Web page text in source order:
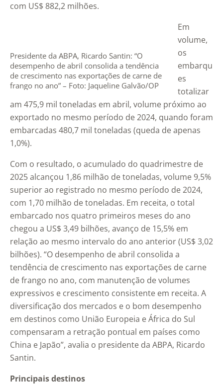
com US$ 882,2 milhões.
Presidente da ABPA, Ricardo Santin: “O
desempenho de abril consolida a tendência
de crescimento nas exportações de carne de
frango no ano” – Foto: Jaqueline Galvão/OP
Em
volume,
os
embarqu
es
totalizar
am 475,9 mil toneladas em abril, volume próximo ao
exportado no mesmo período de 2024, quando foram
embarcadas 480,7 mil toneladas (queda de apenas
1,0%).
Com o resultado, o acumulado do quadrimestre de
2025 alcançou 1,86 milhão de toneladas, volume 9,5%
superior ao registrado no mesmo período de 2024,
com 1,70 milhão de toneladas. Em receita, o total
embarcado nos quatro primeiros meses do ano
chegou a US$ 3,49 bilhões, avanço de 15,5% em
relação ao mesmo intervalo do ano anterior (US$ 3,02
bilhões). “O desempenho de abril consolida a
tendência de crescimento nas exportações de carne
de frango no ano, com manutenção de volumes
expressivos e crescimento consistente em receita. A
diversificação dos mercados e o bom desempenho
em destinos como União Europeia e África do Sul
compensaram a retração pontual em países como
China e Japão”, avalia o presidente da ABPA, Ricardo
Santin.
Principais destinos